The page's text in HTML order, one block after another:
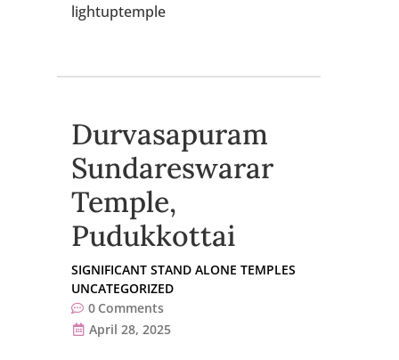
lightuptemple
Durvasapuram
Sundareswarar
Temple,
Pudukkottai
SIGNIFICANT STAND ALONE TEMPLES
UNCATEGORIZED
0 Comments
April 28, 2025